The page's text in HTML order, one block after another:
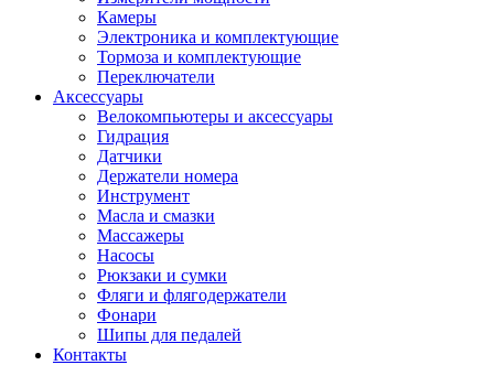
Камеры
Электроника и комплектующие
Тормоза и комплектующие
Переключатели
Аксессуары
Велокомпьютеры и аксессуары
Гидрация
Датчики
Держатели номера
Инструмент
Масла и смазки
Массажеры
Насосы
Рюкзаки и сумки
Фляги и флягодержатели
Фонари
Шипы для педалей
Контакты